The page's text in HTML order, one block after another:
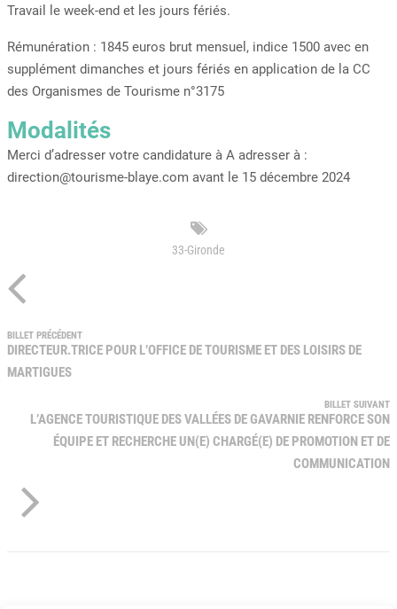
Travail le week-end et les jours fériés.
Rémunération : 1845 euros brut mensuel, indice 1500 avec en
supplément dimanches et jours fériés en application de la CC
des Organismes de Tourisme n°3175
Modalités
Merci d’adresser votre candidature à A adresser à :
direction@tourisme-blaye.com avant le 15 décembre 2024
33-Gironde
BILLET PRÉCÉDENT
DIRECTEUR.TRICE POUR L’OFFICE DE TOURISME ET DES LOISIRS DE
MARTIGUES
BILLET SUIVANT
L’AGENCE TOURISTIQUE DES VALLÉES DE GAVARNIE RENFORCE SON
ÉQUIPE ET RECHERCHE UN(E) CHARGÉ(E) DE PROMOTION ET DE
COMMUNICATION